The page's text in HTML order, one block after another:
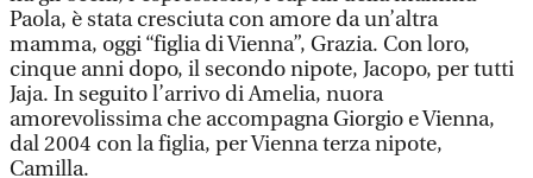
Paola, è stata cresciuta con amore da un’altra
mamma, oggi “figlia di Vienna”, Grazia. Con loro,
cinque anni dopo, il secondo nipote, Jacopo, per tutti
Jaja. In seguito l’arrivo di Amelia, nuora
amorevolissima che accompagna Giorgio e Vienna,
dal 2004 con la figlia, per Vienna terza nipote,
Camilla.